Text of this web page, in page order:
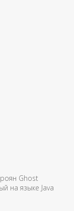
Ghost
на языке Java